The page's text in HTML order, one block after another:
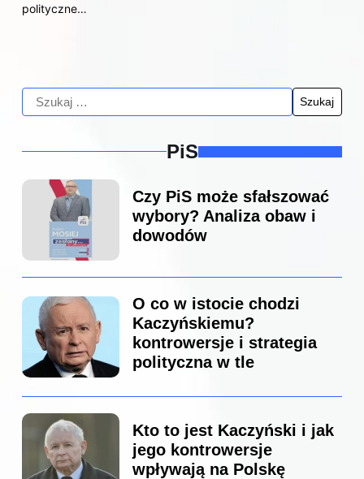
polityczne…
PiS
Czy PiS może sfałszować
wybory? Analiza obaw i
dowodów
O co w istocie chodzi
Kaczyńskiemu?
kontrowersje i strategia
polityczna w tle
Kto to jest Kaczyński i jak
jego kontrowersje
wpływają na Polskę